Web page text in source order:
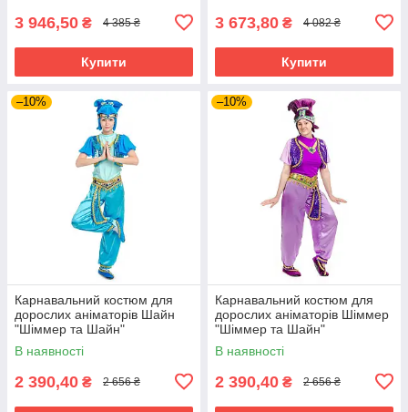
3 946,50 ₴ 4 385 ₴
Купити
3 673,80 ₴ 4 082 ₴
Купити
–10%
Карнавальний костюм для
дорослих аніматорів Шайн
"Шіммер та Шайн"
В наявності
2 390,40 ₴ 2 656 ₴
–10%
Карнавальний костюм для
дорослих аніматорів Шіммер
"Шіммер та Шайн"
В наявності
2 390,40 ₴ 2 656 ₴